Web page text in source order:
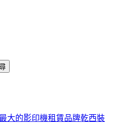
大的影印機租賃品牌乾西裝